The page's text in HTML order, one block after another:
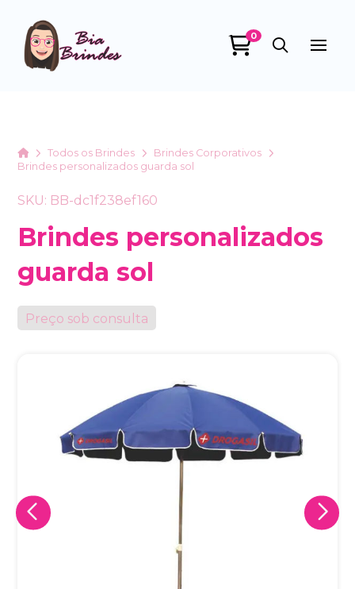
0
HomeTodos os Brindes
Brindes Corporativos
Brindes personalizados guarda sol
SKU: BB-dc1f238ef160
Brindes personalizados
guarda sol
Preço sob consulta
Eu concordo em receber comunicações.
A nossa empresa está comprometida a proteger e respeitar
sua privacidade, utilizaremos seus dados apenas para fins
de marketing. Você pode alterar suas preferências a
Iniciar conversa